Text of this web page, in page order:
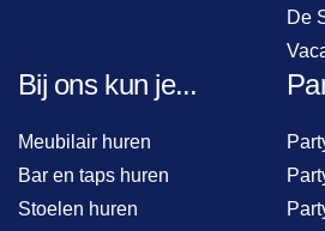
De
Bij ons kun je...
Meubilair huren
Bar en taps huren
Stoelen huren